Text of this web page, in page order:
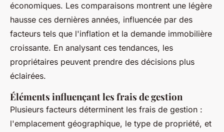
économiques. Les comparaisons montrent une légère
hausse ces dernières années, influencée par des
facteurs tels que l'inflation et la demande immobilière
croissante. En analysant ces tendances, les
propriétaires peuvent prendre des décisions plus
éclairées.
Éléments influençant les frais de gestion
Plusieurs facteurs déterminent les frais de gestion :
l'emplacement géographique, le type de propriété, et